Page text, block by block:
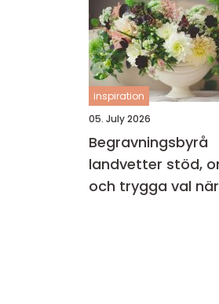
inspiration
05. July 2026
Begravningsbyrå
landvetter stöd, omsorg
och trygga val när